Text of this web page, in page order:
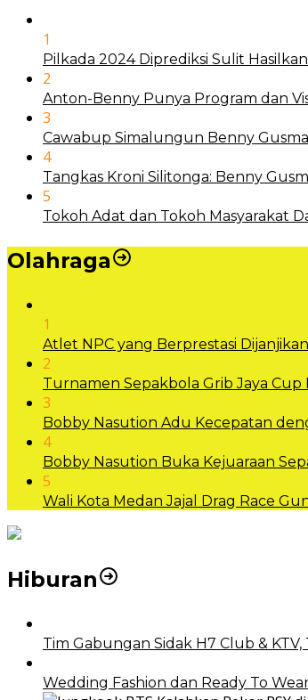
1
Pilkada 2024 Diprediksi Sulit
2
Anton-Benny Punya Program dan
3
Cawabup Simalungun Benny
4
Tangkas Kroni Silitonga: Benny
5
Tokoh Adat dan Tokoh Masyarakat
Olahraga
1
Atlet NPC yang Berprestasi
2
Turnamen Sepakbola Grib Jaya
3
Bobby Nasution Adu Kecepatan
4
Bobby Nasution Buka Kejuaraan
5
Wali Kota Medan Jajal Drag Race
Hiburan
Tim Gabungan Sidak H7 Club &
Wedding Fashion dan Ready To